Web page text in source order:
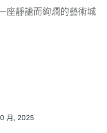
座靜謐而絢爛的藝術城
月, 2025